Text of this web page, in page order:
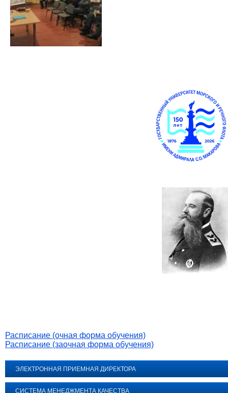
Расписание (очная форма обучения)
Расписание (заочная форма обучения)
ЭЛЕКТРОННАЯ ПРИЕМНАЯ ДИРЕКТОРА
СИСТЕМА МЕНЕДЖМЕНТА КАЧЕСТВА